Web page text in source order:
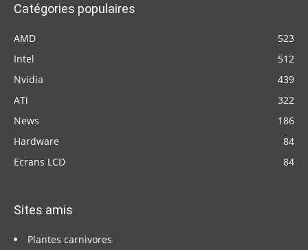
Catégories populaires
AMD
523
Intel
512
Nvidia
439
ATi
322
News
186
Hardware
84
Ecrans LCD
84
Sites amis
Plantes carnivores